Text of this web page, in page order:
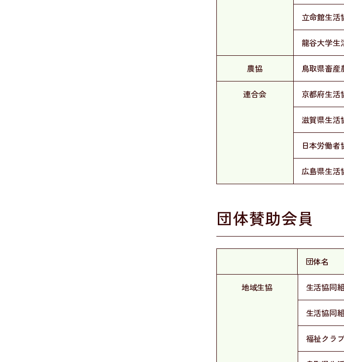
立命館生活
龍谷大学生
農協 鳥取県畜産
連合会 京都府生活
滋賀県生活
日本労働
広島県生活
団体賛助会員
団体名
地域生協 生活協同
生活協同
福祉クラ